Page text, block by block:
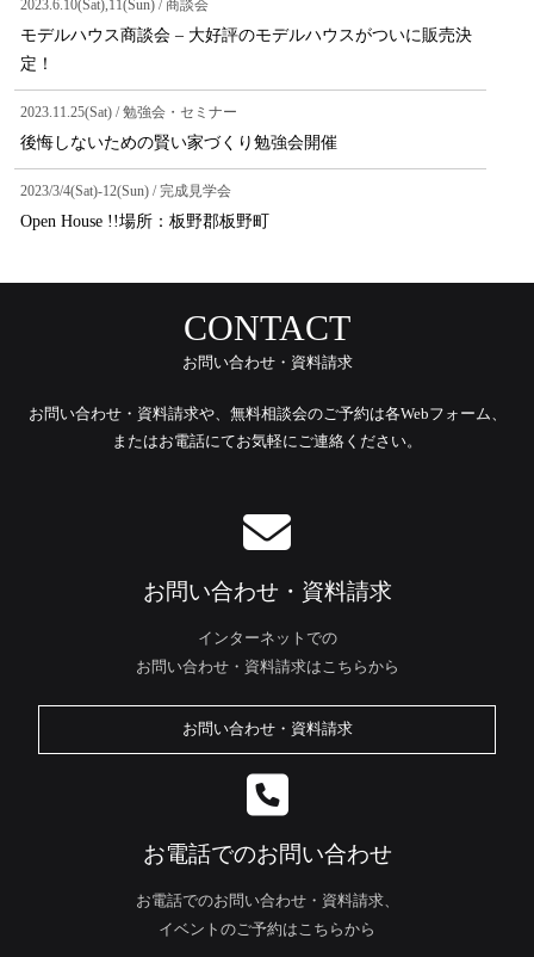
2023.6.10(Sat),11(Sun) / 商談会
モデルハウス商談会 – 大好評のモデルハウスがついに販売決
定！
2023.11.25(Sat) / 勉強会・セミナー
後悔しないための賢い家づくり勉強会開催
2023/3/4(Sat)-12(Sun) / 完成見学会
Open House !!場所：板野郡板野町
CONTACT
お問い合わせ・資料請求
お問い合わせ・資料請求や、無料相談会のご予約は各Webフォーム、
またはお電話にてお気軽にご連絡ください。
お問い合わせ・資料請求
インターネットでの
お問い合わせ・資料請求はこちらから
お問い合わせ・資料請求
お電話でのお問い合わせ
お電話でのお問い合わせ・資料請求、
イベントのご予約はこちらから